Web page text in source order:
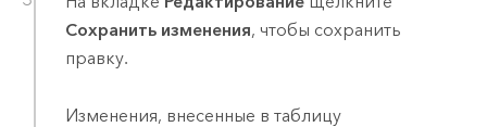
Сохранить изменения, чтобы сохранить
правку.
Изменения, внесенные в таблицу